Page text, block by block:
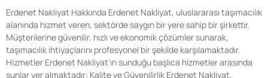
Erdenet Nakliyat Hakkında Erdenet Nakliyat, uluslararası taşımacılık
alanında hizmet veren, sektörde saygın bir yere sahip bir şirkettir.
Müşterilerine güvenilir, hızlı ve ekonomik çözümler sunarak,
taşımacılık ihtiyaçlarını profesyonel bir şekilde karşılamaktadır.
Hizmetler Erdenet Nakliyat’ın sunduğu başlıca hizmetler arasında
şunlar yer almaktadır: Kalite ve Güvenilirlik Erdenet Nakliyat,